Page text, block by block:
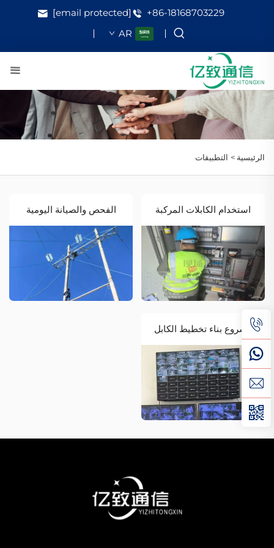
+86-18168703229
[email protected]
AR
الرئيسية > التطبيقات
استخدام الكابلات المركبة
البصرية الإلكترونية في
توربينات الرياح
الفحص والصيانة اليومية
لمعدات الكابل الضوئي
مشروع بناء تخطيط الكابل
الضوئي والرقابة في يونان